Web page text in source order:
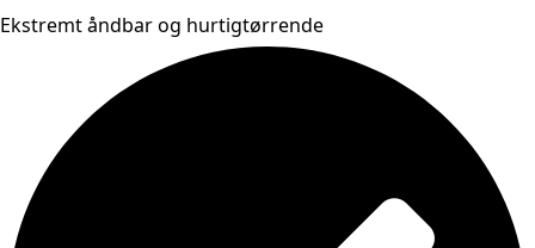
Ekstremt åndbar og hurtigtørrende